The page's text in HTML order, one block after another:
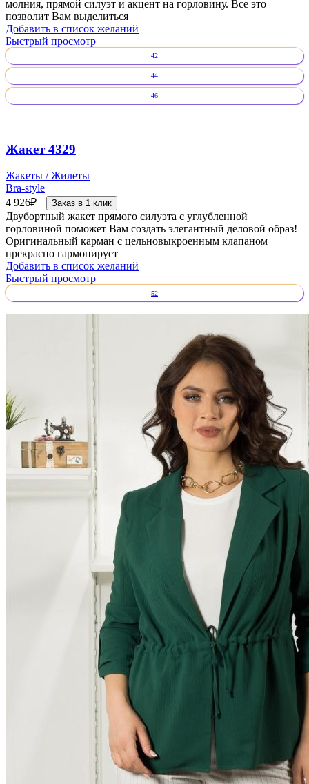
молния, прямой силуэт и акцент на горловину. Все это
позволит Вам выделиться
Добавить в список желаний
Быстрый просмотр
42
44
46
Жакет 4329
Жакеты / Жилеты
Bra-style
4 926₽ Заказ в 1 клик
Двубортный жакет прямого силуэта с углубленной
горловиной поможет Вам создать элегантный деловой образ!
Оригинальный карман с цельновыкроенным клапаном
прекрасно гармонирует
Добавить в список желаний
Быстрый просмотр
52